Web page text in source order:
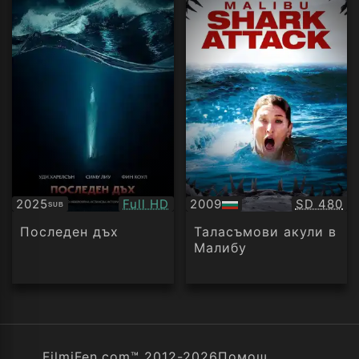
2025SUB
Субтитри Качество:
Full HD
Последен дъх
2009
БГ
аудио
SD 480
Таласъмови акули в
Малибу